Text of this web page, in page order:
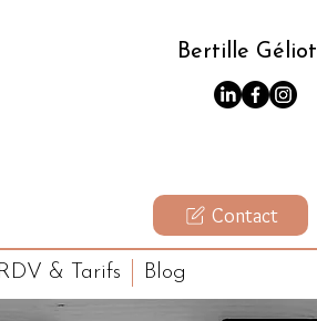
Bertille Géliot
Contact
RDV & Tarifs Blog